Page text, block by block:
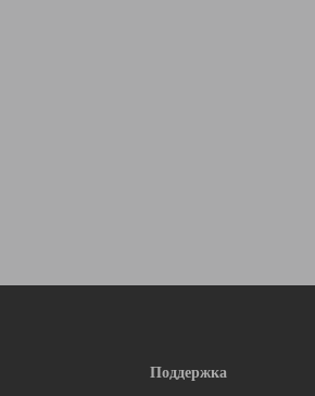
Поддержка